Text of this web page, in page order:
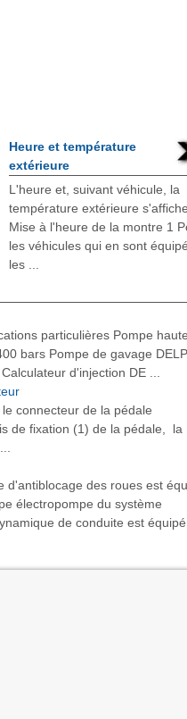
Heure et température
extérieure
L'heure et, suivant véhicule, la
température extérieure
Mise à l'heure de la montre 1
les véhicules qui en sont
les ...
particulières Pompe
bars Pompe de gavage
d'injection DE ...
connecteur de la pédale
de fixation (1) de la pédale, la
d'antiblocage des roues est
électropompe du système
de conduite est